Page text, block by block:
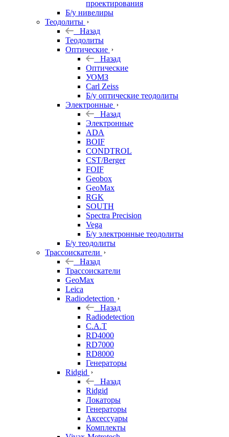
проектирования
Б/у нивелиры
Теодолиты
Назад
Теодолиты
Оптические
Назад
Оптические
УОМЗ
Carl Zeiss
Б/у оптические теодолиты
Электронные
Назад
Электронные
ADA
BOIF
CONDTROL
CST/Berger
FOIF
Geobox
GeoMax
RGK
SOUTH
Spectra Precision
Vega
Б/у электронные теодолиты
Б/у теодолиты
Трассоискатели
Назад
Трассоискатели
GeoMax
Leica
Radiodetection
Назад
Radiodetection
C.A.T
RD4000
RD7000
RD8000
Генераторы
Ridgid
Назад
Ridgid
Локаторы
Генераторы
Аксессуары
Комплекты